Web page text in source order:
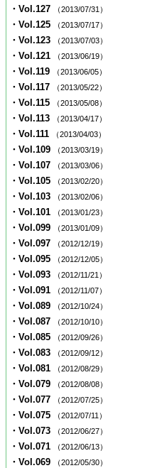
・Vol.127 （2013/07/31）
・Vol.125 （2013/07/17）
・Vol.123 （2013/07/03）
・Vol.121 （2013/06/19）
・Vol.119 （2013/06/05）
・Vol.117 （2013/05/22）
・Vol.115 （2013/05/08）
・Vol.113 （2013/04/17）
・Vol.111 （2013/04/03）
・Vol.109 （2013/03/19）
・Vol.107 （2013/03/06）
・Vol.105 （2013/02/20）
・Vol.103 （2013/02/06）
・Vol.101 （2013/01/23）
・Vol.099 （2013/01/09）
・Vol.097 （2012/12/19）
・Vol.095 （2012/12/05）
・Vol.093 （2012/11/21）
・Vol.091 （2012/11/07）
・Vol.089 （2012/10/24）
・Vol.087 （2012/10/10）
・Vol.085 （2012/09/26）
・Vol.083 （2012/09/12）
・Vol.081 （2012/08/29）
・Vol.079 （2012/08/08）
・Vol.077 （2012/07/25）
・Vol.075 （2012/07/11）
・Vol.073 （2012/06/27）
・Vol.071 （2012/06/13）
・Vol.069 （2012/05/30）